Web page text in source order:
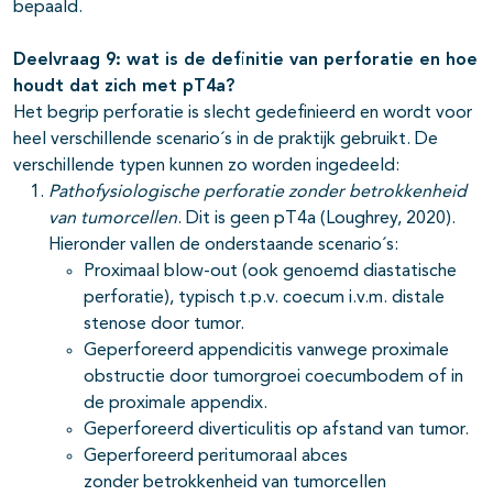
bepaald.
Deelvraag 9: wat is de definitie van perforatie en hoe
houdt dat zich met pT4a?
Het begrip perforatie is slecht gedefinieerd en wordt voor
heel verschillende scenario´s in de praktijk gebruikt. De
verschillende typen kunnen zo worden ingedeeld:
Pathofysiologische perforatie zonder betrokkenheid
van tumorcellen. Dit is geen pT4a (Loughrey, 2020).
Hieronder vallen de onderstaande scenario´s:
Proximaal blow-out (ook genoemd diastatische
perforatie), typisch t.p.v. coecum i.v.m. distale
stenose door tumor.
Geperforeerd appendicitis vanwege proximale
obstructie door tumorgroei coecumbodem of in
de proximale appendix.
Geperforeerd diverticulitis op afstand van tumor.
Geperforeerd peritumoraal abces
zonder betrokkenheid van tumorcellen